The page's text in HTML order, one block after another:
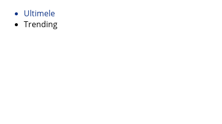
Ultimele
Trending